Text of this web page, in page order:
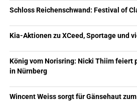
Schloss Reichenschwand: Festival of
Kia-Aktionen zu XCeed, Sportage und
König vom Norisring: Nicki Thiim feiert
in Nürnberg
Wincent Weiss sorgt für Gänsehaut